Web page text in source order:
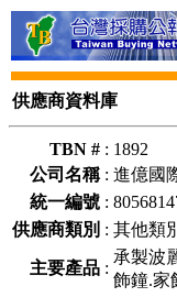
供應商資料庫
TBN # : 1892
公司名稱: 進億國
統一編號 :
供應商類別 : 其他類
主要產品 :
承製波
飾鐘.家